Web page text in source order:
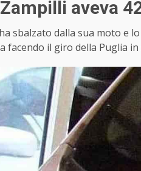
aveva
sbalzato dalla sua moto e
facendo il giro della Puglia